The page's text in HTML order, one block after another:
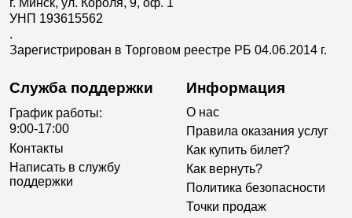
УНП 193615562
.
Зарегистрирован в Торговом реестре РБ 04.06.2014 г.
Служба поддержки
График работы:
9:00-17:00
Контакты
Написать в службу
поддержки
Информация
О нас
Правила оказания услуг
Как купить билет?
Как вернуть?
Политика безопасности
Точки продаж